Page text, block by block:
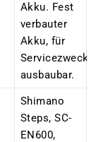
Akku. Fest
verbauter
Akku, für
Servicezwecke
ausbaubar.
Shimano
Steps, SC-
EN600,